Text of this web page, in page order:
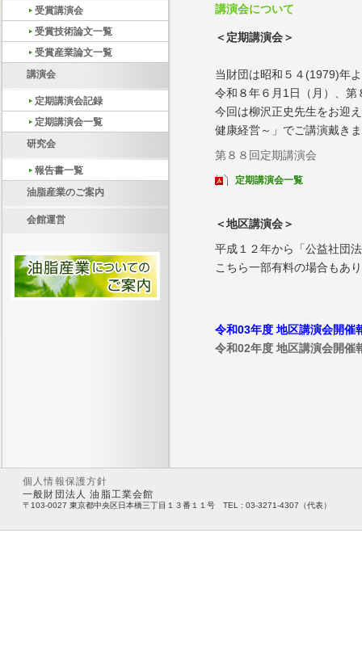
受賞講演会
受賞技術論文一覧
受賞産業論文一覧
講演会
定期講演会記録
定期講演会一覧
研究会
報告書一覧
油脂産業のご案内
会館運営
講演会について
＜定期講演会＞
当財団は昭和５４(1979)年
令和８年６月1日（月）、
今回は柳沢正史先生をお迎
健康経営～」でご講演戴き
第８８回定期講演会
定期講演会一覧
＜地区講演会＞
平成１２年から「公益社団
こちら一部有料の場合もあ
令和03年度 地区講演会開催
令和02年度 地区講演会開催
個人情報保護方針
一般財団法人 油脂工業会館
〒103-0027 東京都中央区日本橋三丁目１３番１１号 TEL : 03-3271-4307（代表）